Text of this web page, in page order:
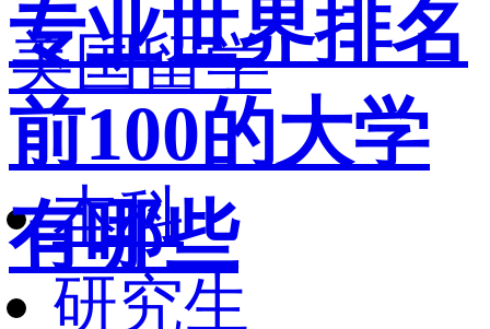
美国留学
本科
研究生
专业世界排名
前100的大学
有哪些